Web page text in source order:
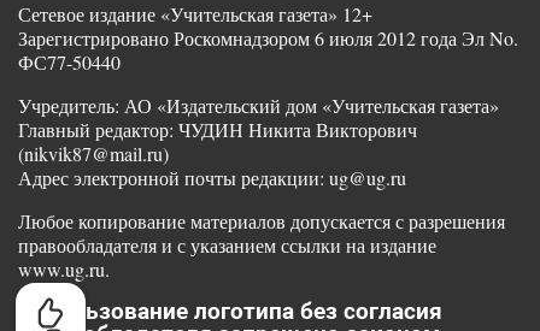
Сетевое издание «Учительская газета» 12+
Зарегистрировано Роскомнадзором 6 июля 2012 года Эл No.
ФС77-50440
Учредитель: АО «Издательский дом «Учительская газета»
Главный редактор: ЧУДИН Никита Викторович
(nikvik87@mail.ru)
Адрес электронной почты редакции: ug@ug.ru
Любое копирование материалов допускается с разрешения
правообладателя и с указанием ссылки на издание
www.ug.ru.
Использование логотипа без согласия